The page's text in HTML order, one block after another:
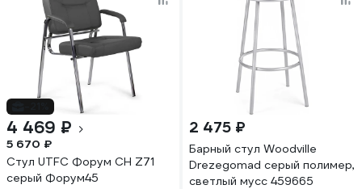
4 469 ₽
5 670 ₽
Стул UTFC Форум СН Z71
серый Форум45
2 475 ₽
Барный стул Woodville
Drezegomad серый полимер,
светлый мусс 459665